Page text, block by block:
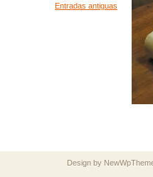
Entradas antiguas
Design by